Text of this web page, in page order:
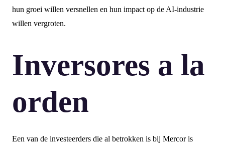
hun groei willen versnellen en hun impact op de AI-industrie
willen vergroten.
Inversores a la
orden
Een van de investeerders die al betrokken is bij Mercor is